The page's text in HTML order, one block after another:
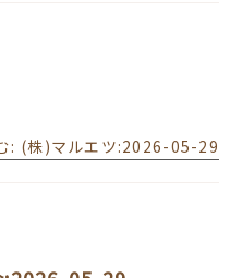
: (株)マルエツ:2026-05-29